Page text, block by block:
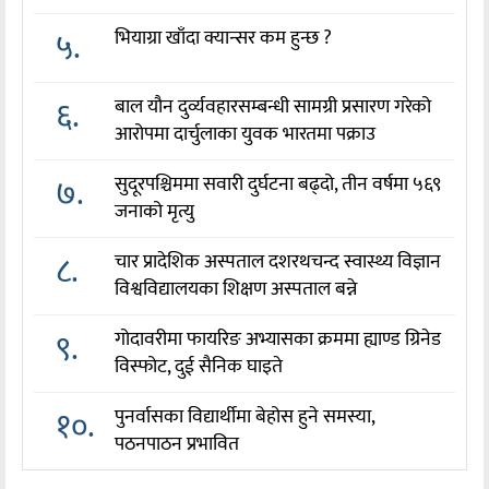
५.
भियाग्रा खाँदा क्यान्सर कम हुन्छ ?
६.
बाल यौन दुर्व्यवहारसम्बन्धी सामग्री प्रसारण गरेको
आरोपमा दार्चुलाका युवक भारतमा पक्राउ
७.
सुदूरपश्चिममा सवारी दुर्घटना बढ्दो, तीन वर्षमा ५६९
जनाको मृत्यु
८.
चार प्रादेशिक अस्पताल दशरथचन्द स्वास्थ्य विज्ञान
विश्वविद्यालयका शिक्षण अस्पताल बन्ने
९.
गोदावरीमा फायरिङ अभ्यासका क्रममा ह्याण्ड ग्रिनेड
विस्फोट, दुई सैनिक घाइते
१०.
पुनर्वासका विद्यार्थीमा बेहोस हुने समस्या,
पठनपाठन प्रभावित